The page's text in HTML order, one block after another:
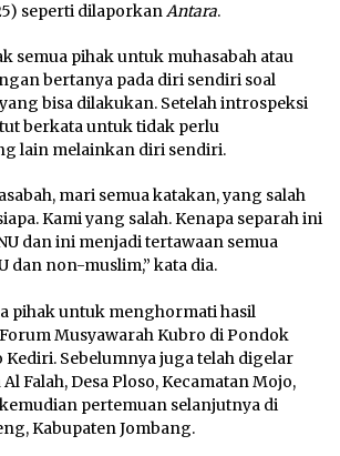
seperti dilaporkanAntara.
semua pihak untuk muhasabah atau
bertanya pada diri sendiri soal
bisa dilakukan. Setelah introspeksi
berkata untuk tidak perlu
lain melainkan diri sendiri.
mari semua katakan, yang salah
Kami yang salah. Kenapa separah ini
dan ini menjadi tertawaan semua
dan non-muslim,” kata dia.
pihak untuk menghormati hasil
Musyawarah Kubro di Pondok
Sebelumnya juga telah digelar
Falah, Desa Ploso, Kecamatan Mojo,
pertemuan selanjutnya di
Kabupaten Jombang.